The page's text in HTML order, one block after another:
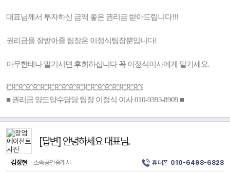
대표님께서 투자하신 금액 좋은 권리금 받아드립니다!!!
권리금을 잘받아줄 팀장은 이정식팀장뿐입니다!
아무한테나 맡기시면 후회하십니다 꼭 이정식이사에게 맡기세요.
💥💥💥💥💥💥💥💥💥💥💥💥💥💥💥💥💥💥💥
■ 권리금 양도양수담당 팀장 이정식 이사 010-9393-8909 ■
[답변] 안녕하세요 대표님.
김장현 소속공인중개사 휴대폰 010-6498-6828